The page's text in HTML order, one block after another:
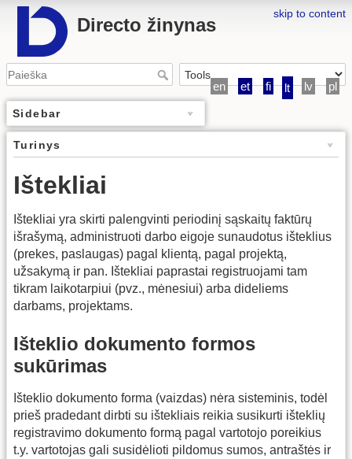
skip to content
Directo žinynas
en et fi lt lv pl
Sidebar
Turinys
Ištekliai
Ištekliai yra skirti palengvinti periodinį sąskaitų faktūrų
išrašymą, administruoti darbo eigoje sunaudotus išteklius
(prekes, paslaugas) pagal klientą, pagal projektą,
užsakymą ir pan. Ištekliai paprastai registruojami tam
tikram laikotarpiui (pvz., mėnesiui) arba dideliems
darbams, projektams.
Išteklio dokumento formos
sukūrimas
Išteklio dokumento forma (vaizdas) nėra sisteminis, todėl
prieš pradedant dirbti su ištekliais reikia susikurti išteklių
registravimo dokumento formą pagal vartotojo poreikius
t.y. vartotojas gali susidėlioti pildomus sumos, antraštės ir